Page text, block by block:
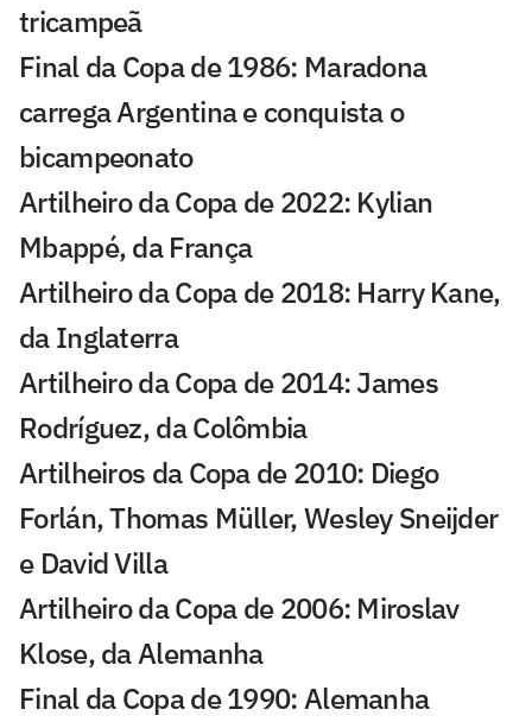
tricampeã
Final da Copa de 1986: Maradona
carrega Argentina e conquista o
bicampeonato
Artilheiro da Copa de 2022: Kylian
Mbappé, da França
Artilheiro da Copa de 2018: Harry Kane,
da Inglaterra
Artilheiro da Copa de 2014: James
Rodríguez, da Colômbia
Artilheiros da Copa de 2010: Diego
Forlán, Thomas Müller, Wesley Sneijder
e David Villa
Artilheiro da Copa de 2006: Miroslav
Klose, da Alemanha
Final da Copa de 1990: Alemanha